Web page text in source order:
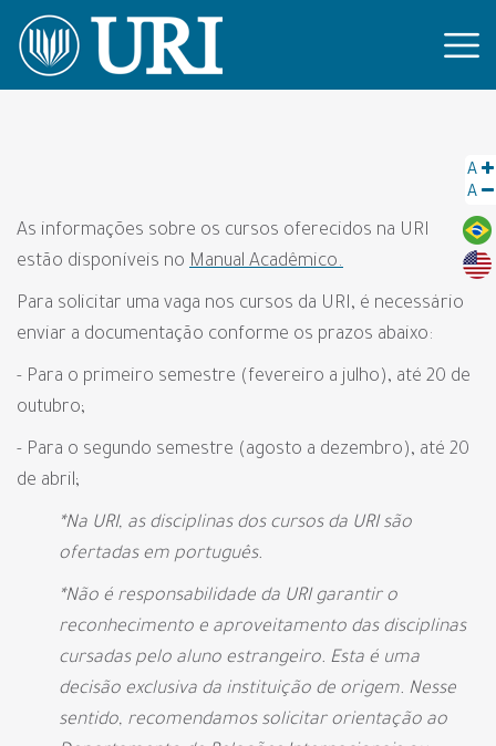
A
A
As informações sobre os cursos oferecidos na URI
estão disponíveis no Manual Acadêmico.
Para solicitar uma vaga nos cursos da URI, é necessário
enviar a documentação conforme os prazos abaixo:
- Para o primeiro semestre (fevereiro a julho), até 20 de
outubro;
- Para o segundo semestre (agosto a dezembro), até 20
de abril;
*Na URI, as disciplinas dos cursos da URI são
ofertadas em português.
*Não é responsabilidade da URI garantir o
reconhecimento e aproveitamento das disciplinas
cursadas pelo aluno estrangeiro. Esta é uma
decisão exclusiva da instituição de origem. Nesse
sentido, recomendamos solicitar orientação ao